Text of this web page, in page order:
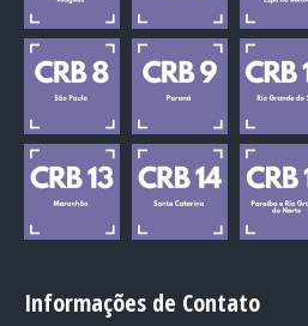
Informações de Contato